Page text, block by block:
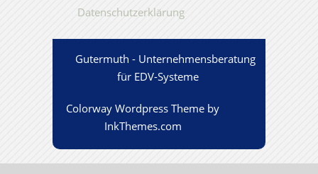
Datenschutzerklärung
Gutermuth - Unternehmensberatung
für EDV-Systeme
Colorway Wordpress Theme by
InkThemes.com